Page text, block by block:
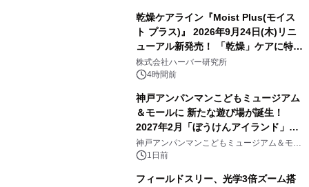
乾燥ケアライン『Moist Plus(モイス
ト プラス)』 2026年9月24日(木)リニ
ューアル新発売！ 「乾燥」ケアに特化
し、ライン使いで潤いに満ちた肌へ
株式会社ハーバー研究所
4時間前
神戸アンパンマンこどもミュージアム
＆モールに 新たな遊び場が誕生！
2027年2月「ぼうけんアイランド」が
オープン
神戸アンパンマンこどもミュージアム＆モー
ル 1日前
フィールドスリー、光学3倍ズーム搭